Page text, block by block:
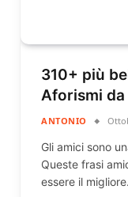
310+ più
Aforismi
ANTONIO
Gli amici sono
Queste frasi
essere il